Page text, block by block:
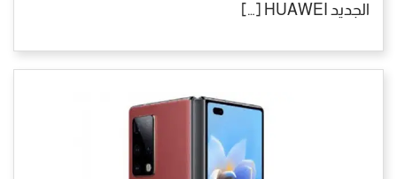
الجديد HUAWEI […]